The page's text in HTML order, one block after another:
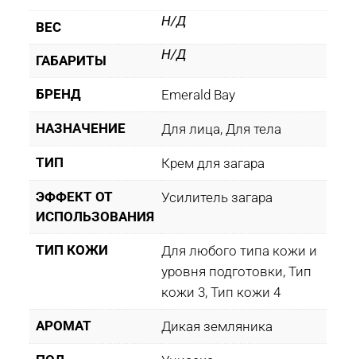
ВЕС Н/Д
ГАБАРИТЫ Н/Д
БРЕНД Emerald Bay
НАЗНАЧЕНИЕ Для лица, Для тела
ТИП Крем для загара
ЭФФЕКТ ОТ
ИСПОЛЬЗОВАНИЯ
Усилитель загара
ТИП КОЖИ
Для любого типа кожи и
уровня подготовки, Тип
кожи 3, Тип кожи 4
АРОМАТ Дикая земляника